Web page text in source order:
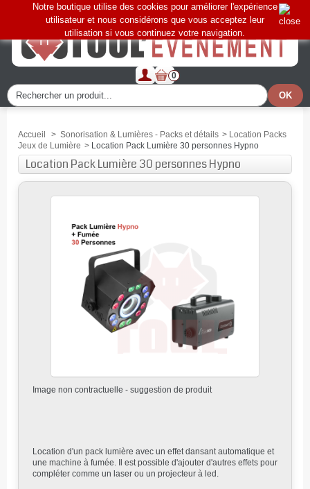
0
Notre boutique utilise des cookies pour améliorer l'expérience
utilisateur et nous considérons que vous acceptez leur
utilisation si vous continuez votre navigation.
Accueil > Sonorisation & Lumières - Packs et détails > Location Packs
Jeux de Lumière > Location Pack Lumière 30 personnes Hypno
Location Pack Lumière 30 personnes Hypno
Image non contractuelle - suggestion de produit
Location d'un pack lumière avec un effet dansant automatique et
une machine à fumée. Il est possible d'ajouter d'autres effets pour
compléter comme un laser ou un projecteur à led.